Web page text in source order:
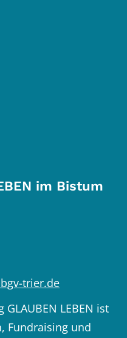
Facebook
auf YouTube
im Bistum
trier.de
LEBEN ist
Fundraising und